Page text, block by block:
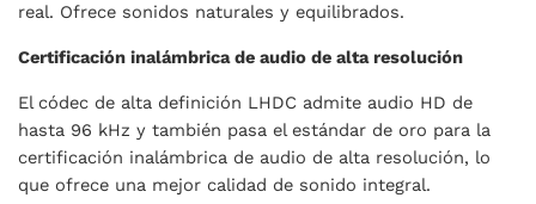
real. Ofrece sonidos naturales y equilibrados.
Certificación inalámbrica de audio de alta resolución
El códec de alta definición LHDC admite audio HD de
hasta 96 kHz y también pasa el estándar de oro para la
certificación inalámbrica de audio de alta resolución, lo
que ofrece una mejor calidad de sonido integral.